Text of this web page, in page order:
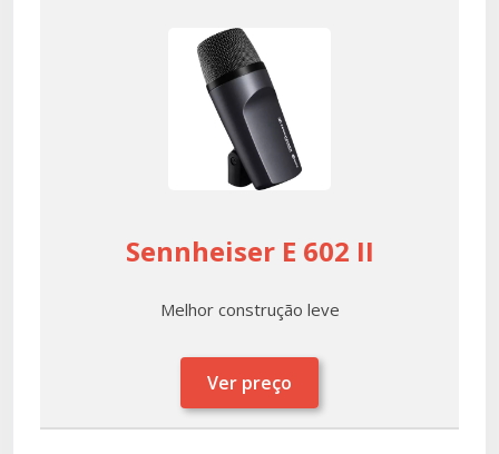
Sennheiser E 602 II
Melhor construção leve
Ver preço